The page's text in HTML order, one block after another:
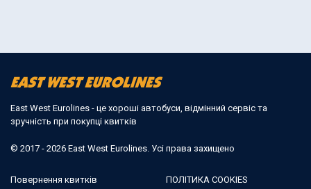
East West Eurolines - це хороші автобуси, відмінний сервіс та
зручність при покупці квитків
© 2017 - 2026 East West Eurolines. Усі права захищено
Повернення квитків ПОЛІТИКА COOKIES